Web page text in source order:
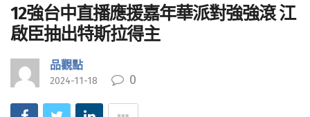
12強台中直播應援嘉年華派對強強滾 江
啟臣抽出特斯拉得主
品觀點
2024-11-18 0